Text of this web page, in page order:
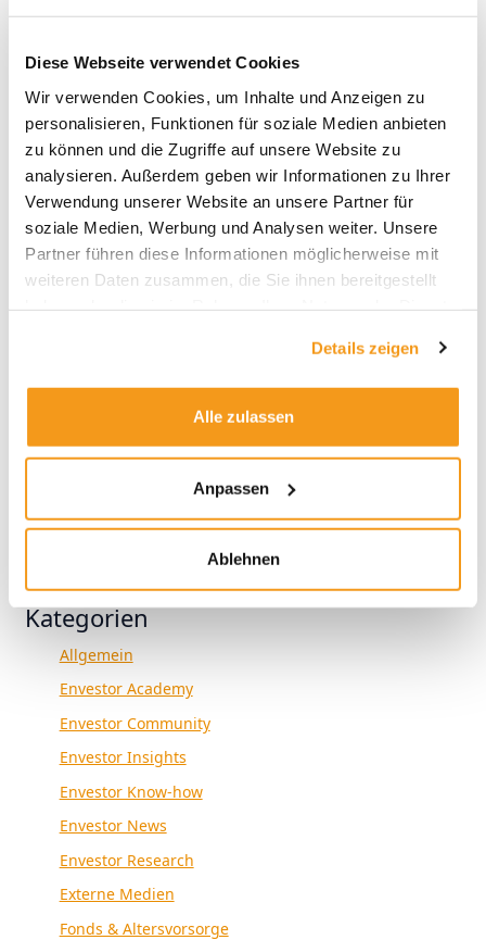
Diese Webseite verwendet Cookies
Wir verwenden Cookies, um Inhalte und Anzeigen zu
personalisieren, Funktionen für soziale Medien anbieten
zu können und die Zugriffe auf unsere Website zu
analysieren. Außerdem geben wir Informationen zu Ihrer
Verwendung unserer Website an unsere Partner für
soziale Medien, Werbung und Analysen weiter. Unsere
Partner führen diese Informationen möglicherweise mit
weiteren Daten zusammen, die Sie ihnen bereitgestellt
Details zeigen
Alle zulassen
Anpassen
Ablehnen
Archive
2026
2025
2024
Kategorien
Allgemein
Envestor Academy
Envestor Community
Envestor Insights
Envestor Know-how
Envestor News
Envestor Research
Externe Medien
Fonds & Altersvorsorge